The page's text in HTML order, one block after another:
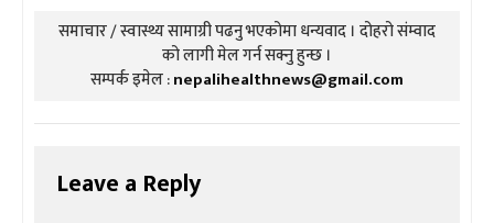
समाचार / स्वास्थ्य सामाग्री पढनु भएकोमा धन्यवाद । दोहरो संम्वाद
को लागी मेल गर्न सक्नु हुन्छ ।
सम्पर्क इमेल :nepalihealthnews@gmail.com
Leave a Reply